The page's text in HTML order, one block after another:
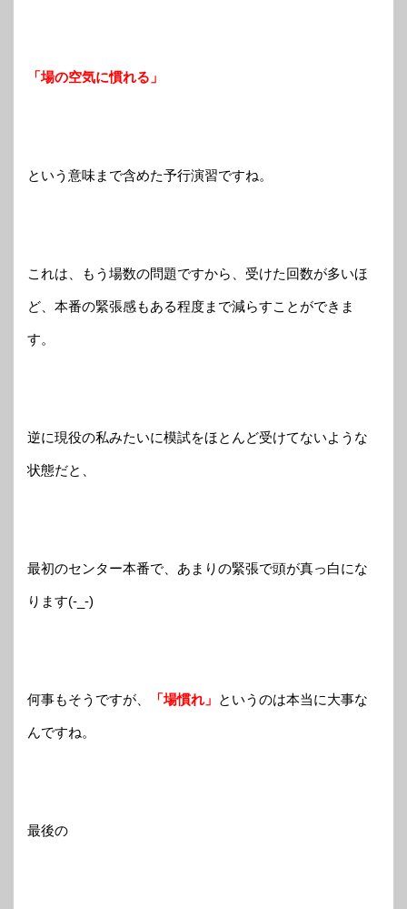
「場の空気に慣れる」
という意味まで含めた予行演習ですね。
これは、もう場数の問題ですから、受けた回数が多いほ
ど、本番の緊張感もある程度まで減らすことができま
す。
逆に現役の私みたいに模試をほとんど受けてないような
状態だと、
最初のセンター本番で、あまりの緊張で頭が真っ白にな
ります(-_-)
何事もそうですが、 「場慣れ」 というのは本当に大事な
んですね。
最後の